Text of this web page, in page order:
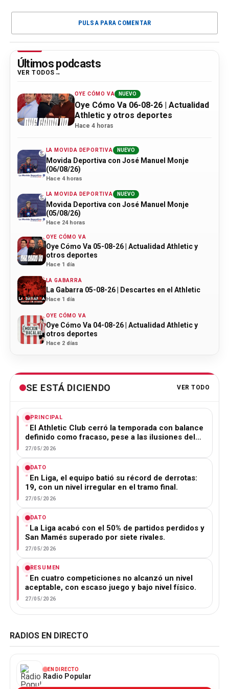
PULSA PARA COMENTAR
Últimos podcasts
VER TODOS
OYE CÓMO VA NUEVO
Oye Cómo Va 06-08-26 | Actualidad
Athletic y otros deportes
Hace 4 horas
LA MOVIDA DEPORTIVA NUEVO
Movida Deportiva con José Manuel Monje
(06/08/26)
Hace 4 horas
LA MOVIDA DEPORTIVA NUEVO
Movida Deportiva con José Manuel Monje
(05/08/26)
Hace 24 horas
OYE CÓMO VA
Oye Cómo Va 05-08-26 | Actualidad Athletic y
otros deportes
Hace 1 día
LA GABARRA
La Gabarra 05-08-26 | Descartes en el Athletic
Hace 1 día
OYE CÓMO VA
Oye Cómo Va 04-08-26 | Actualidad Athletic y
otros deportes
Hace 2 días
SE ESTÁ DICIENDO VER TODO
PRINCIPAL
El Athletic Club cerró la temporada con balance
definido como fracaso, pese a las ilusiones del…
27/05/2026
DATO
En Liga, el equipo batió su récord de derrotas:
19, con un nivel irregular en el tramo final.
27/05/2026
DATO
La Liga acabó con el 50% de partidos perdidos y
San Mamés superado por siete rivales.
27/05/2026
RESUMEN
En cuatro competiciones no alcanzó un nivel
aceptable, con escaso juego y bajo nivel físico.
27/05/2026
RADIOS EN DIRECTO
EN DIRECTO
Radio Popular